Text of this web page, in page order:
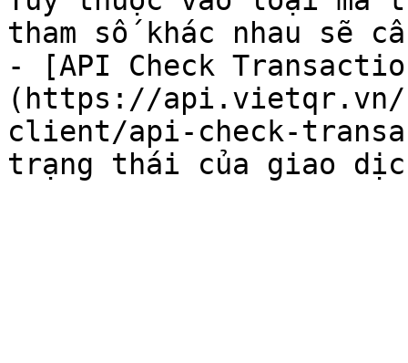
tham số khác nhau sẽ
- [API Check
(https://api.vietqr.vn/
client/api-check-